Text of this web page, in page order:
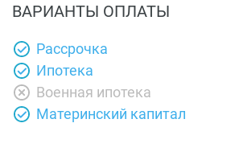
ВАРИАНТЫ ОПЛАТЫ
Рассрочка
Ипотека
Военная ипотека
Материнский капитал